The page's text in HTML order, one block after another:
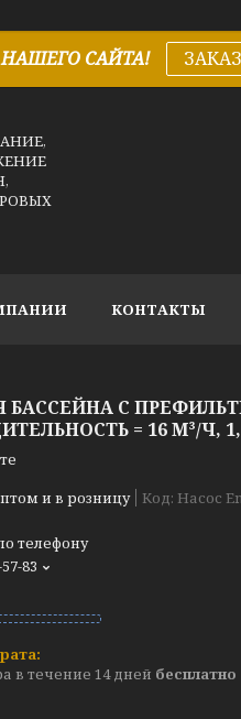
САЙТА! ЗАКАЗ
КОНТАКТЫ
С
= 16 М³/Ч,
и в розницу Код: Насос
телефону
83
в течение 14 дней бесплатно